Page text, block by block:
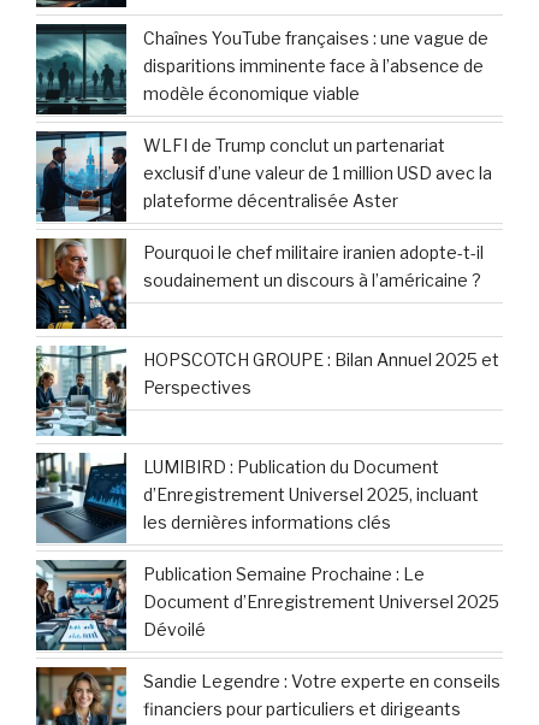
Chaînes YouTube françaises : une vague de
disparitions imminente face à l’absence de
modèle économique viable
WLFI de Trump conclut un partenariat
exclusif d’une valeur de 1 million USD avec la
plateforme décentralisée Aster
Pourquoi le chef militaire iranien adopte-t-il
soudainement un discours à l’américaine ?
HOPSCOTCH GROUPE : Bilan Annuel 2025 et
Perspectives
LUMIBIRD : Publication du Document
d’Enregistrement Universel 2025, incluant
les dernières informations clés
Publication Semaine Prochaine : Le
Document d’Enregistrement Universel 2025
Dévoilé
Sandie Legendre : Votre experte en conseils
financiers pour particuliers et dirigeants